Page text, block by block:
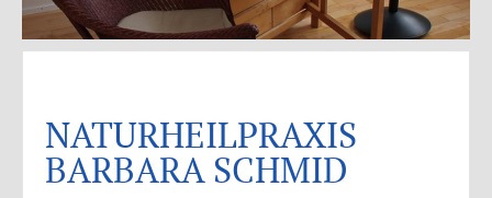
NATURHEILPRAXIS
BARBARA SCHMID